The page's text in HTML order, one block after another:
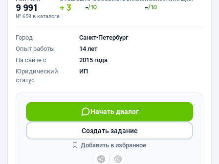
9 991
№ 659 в каталоге
3 -/10 -/10
Город
Санкт-Петербург
Опыт работы
14 лет
На сайте с
2015 года
Юридический
статус
ИП
Начать диалог
Создать задание
Добавить в избранное